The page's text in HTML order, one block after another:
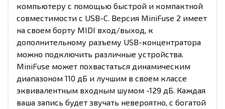
компьютеру с помощью быстрой и компактной
совместимости с USB-C. Версия MiniFuse 2 имеет
на своем борту MIDI вход/выход, к
дополнительному разъему USB-концентратора
можно подключить различные устройства.
MiniFuse может похвастаться динамическим
диапазоном 110 дБ и лучшим в своем классе
эквивалентным входным шумом -129 дБ. Каждая
ваша запись будет звучать невероятно, с богатой